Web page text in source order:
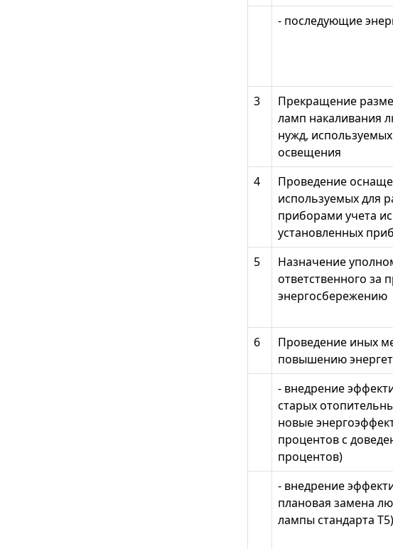
- последующие
3
Прекращение
ламп накаливания
нужд,
освещения
4
Проведение
используемых для
приборами учета
установленных
5
Назначение
ответственного за
энергосбережению
6
Проведение иных
повышению
- внедрение
старых
новые
процентов с
процентов)
- внедрение
плановая замена
лампы стандарта Т5)